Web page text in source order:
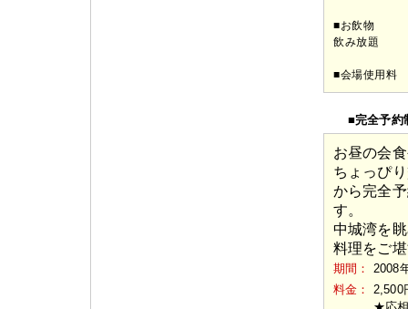
■お飲物
飲み放題
■会場使用料
■完全予約
お昼の会
ちょっぴ
から完全
す。
中城湾を
料理をご
期間： 2008
料金： 2,500